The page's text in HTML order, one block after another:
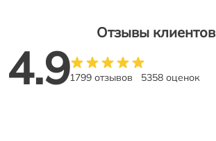
Отзывы клиентов
4.91799 отзывов 5358 оценок